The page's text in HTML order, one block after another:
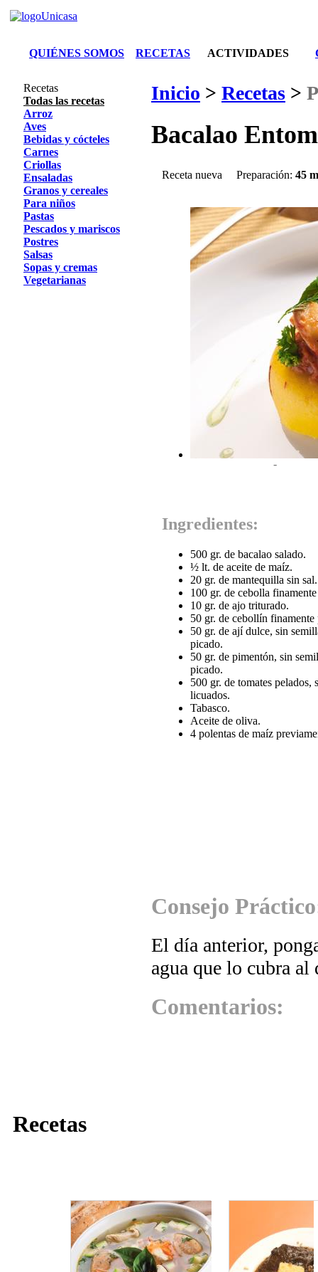
QUIÉNES SOMOS RECETAS ACTIVIDADES
Recetas
Todas las recetas
Arroz
Aves
Bebidas y cócteles
Carnes
Criollas
Ensaladas
Granos y cereales
Para niños
Pastas
Pescados y mariscos
Postres
Salsas
Sopas y cremas
Vegetarianas
Inicio > Recetas >
Bacalao
Receta nueva Preparación: 45
-
Ingredientes:
500 gr. de bacalao salado.
½ lt. de aceite de maíz.
20 gr. de mantequilla sin sal.
100 gr. de cebolla
10 gr. de ajo triturado.
50 gr. de cebollín finamente
50 gr. de ají dulce, sin
picado.
50 gr. de pimentón, sin
picado.
500 gr. de tomates pelados,
licuados.
Tabasco.
Aceite de oliva.
4 polentas de maíz
Consejo
El día anterior,
agua que lo cubra
Comentarios:
Recetas